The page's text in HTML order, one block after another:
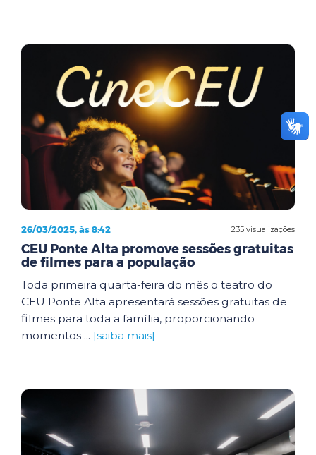
235 visualizações
26/03/2025, às 8:42
CEU Ponte Alta promove sessões gratuitas
de filmes para a população
Toda primeira quarta-feira do mês o teatro do
CEU Ponte Alta apresentará sessões gratuitas de
filmes para toda a família, proporcionando
momentos ... [saiba mais]